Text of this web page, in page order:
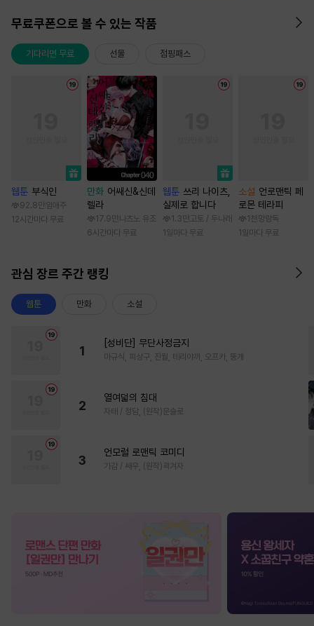
무료쿠폰으로 볼 수 있는 작품
기다리면 무료 선물 점핑패스
웹툰 부식인
92.8만 임애주
12시간마다 무료
만화 어쌔신&신데
렐라
17.9만 나츠노 유조
6시간마다 무료
웹툰 쓰리 나이츠,
실제로 합니다
1.3만 고토 / 두나래
1일마다 무료
소설 언로맨틱 페
로몬 테라피
1천 망랑독
1일마다 무료
관심 장르 주간 랭킹
웹툰 만화 소설
1
[성비단] 무단사정금지
마규식, 피상구, 진월, 테리야끼, 오프카, 뚱개
2
열여덟의 침대
자태 / 청담, (원작)문슬로
3
언모럴 로맨틱 코미디
가감 / 쌔우, (원작)곽겨자